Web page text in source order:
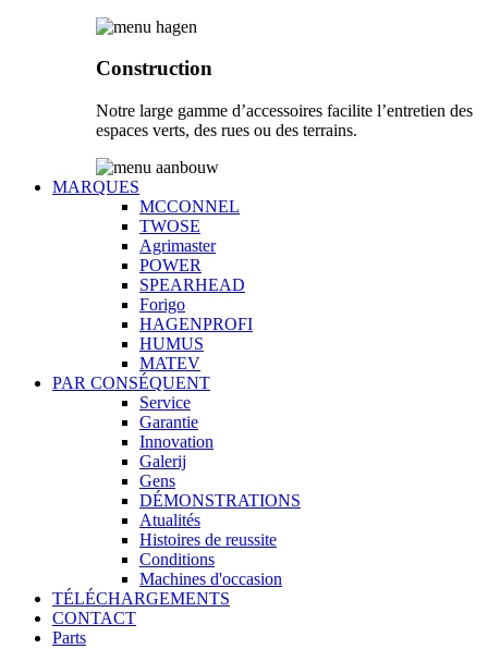
Construction
Notre large gamme d’accessoires facilite l’entretien des
espaces verts, des rues ou des terrains.
MARQUES
MCCONNEL
TWOSE
Agrimaster
POWER
SPEARHEAD
Forigo
HAGENPROFI
HUMUS
MATEV
PAR CONSÉQUENT
Service
Garantie
Innovation
Galerij
Gens
DÉMONSTRATIONS
Atualités
Histoires de reussite
Conditions
Machines d'occasion
TÉLÉCHARGEMENTS
CONTACT
Parts